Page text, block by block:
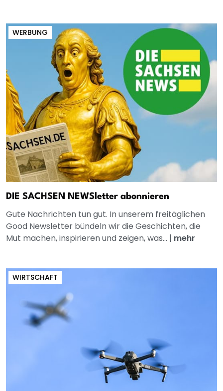
WERBUNG
DIE SACHSEN NEWSletter abonnieren
Gute Nachrichten tun gut. In unserem freitäglichen
Good Newsletter bündeln wir die Geschichten, die
Mut machen, inspirieren und zeigen, was... | mehr
WIRTSCHAFT